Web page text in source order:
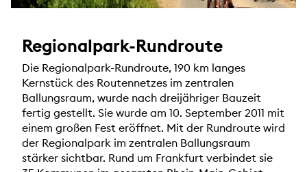
Regionalpark-Rundroute
Die Regionalpark-Rundroute, 190 km langes
Kernstück des Routennetzes im zentralen
Ballungsraum, wurde nach dreijähriger Bauzeit
fertig gestellt. Sie wurde am 10. September 2011 mit
einem großen Fest eröffnet. Mit der Rundroute wird
der Regionalpark im zentralen Ballungsraum
stärker sichtbar. Rund um Frankfurt verbindet sie